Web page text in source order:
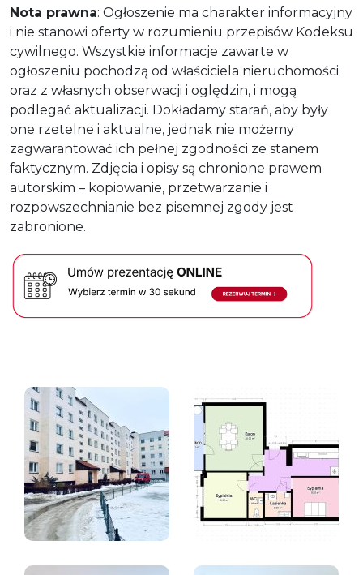
Nota prawna: Ogłoszenie ma charakter informacyjny
i nie stanowi oferty w rozumieniu przepisów Kodeksu
cywilnego. Wszystkie informacje zawarte w
ogłoszeniu pochodzą od właściciela nieruchomości
oraz z własnych obserwacji i oględzin, i mogą
podlegać aktualizacji. Dokładamy starań, aby były
one rzetelne i aktualne, jednak nie możemy
zagwarantować ich pełnej zgodności ze stanem
faktycznym. Zdjęcia i opisy są chronione prawem
autorskim – kopiowanie, przetwarzanie i
rozpowszechnianie bez pisemnej zgody jest
zabronione.